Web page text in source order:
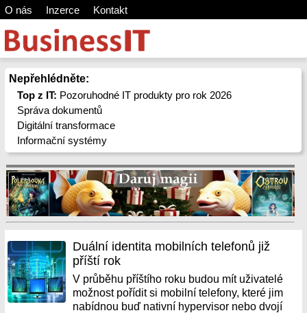
O nás Inzerce Kontakt
Nepřehlédněte:
Top z IT: Pozoruhodné IT produkty pro rok 2026
Správa dokumentů
Digitální transformace
Informační systémy
Duální identita mobilních telefonů již
příští rok
V průběhu příštího roku budou mít uživatelé
možnost pořídit si mobilní telefony, které jim
nabídnou buď nativní hypervisor nebo dvojí